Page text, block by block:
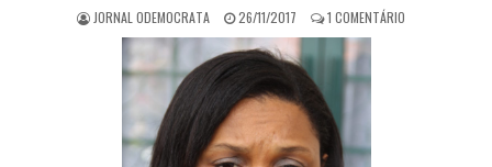
AUTHOR:
JORNAL ODEMOCRATA PUBLISHED DATE:
26/11/2017 1 COMENTÁRIOEM FIGURA DA